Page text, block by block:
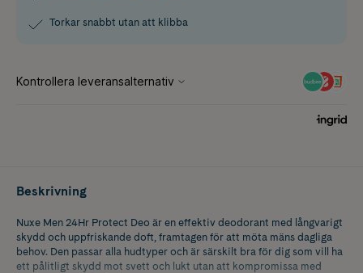
Torkar snabbt utan att klibba
Beskrivning
Nuxe Men 24Hr Protect Deo är en effektiv deodorant med långvarigt
skydd och uppfriskande doft, framtagen för att möta mäns dagliga
behov. Den passar alla hudtyper och är särskilt bra för dig som vill ha
ett pålitligt skydd mot svett och lukt utan att kompromissa med